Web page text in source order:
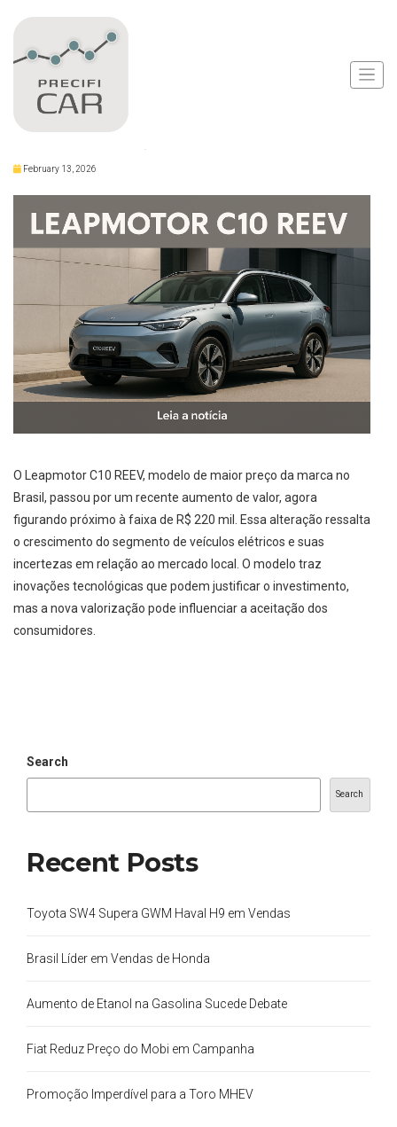
Leapmotor C10 REEV
Tem Preço Elevado
February 13, 2026
O Leapmotor C10 REEV, modelo de maior preço da marca no
Brasil, passou por um recente aumento de valor, agora
figurando próximo à faixa de R$ 220 mil. Essa alteração ressalta
o crescimento do segmento de veículos elétricos e suas
incertezas em relação ao mercado local. O modelo traz
inovações tecnológicas que podem justificar o investimento,
mas a nova valorização pode influenciar a aceitação dos
consumidores.
Search
Search
Recent Posts
Toyota SW4 Supera GWM Haval H9 em Vendas
Brasil Líder em Vendas de Honda
Aumento de Etanol na Gasolina Sucede Debate
Fiat Reduz Preço do Mobi em Campanha
Promoção Imperdível para a Toro MHEV